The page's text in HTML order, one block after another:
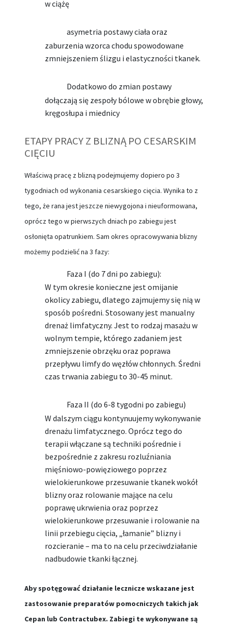
w ciążę
asymetria postawy ciała oraz
zaburzenia wzorca chodu spowodowane
zmniejszeniem ślizgu i elastyczności tkanek.
Dodatkowo do zmian postawy
dołączają się zespoły bólowe w obrębie głowy,
kręgosłupa i miednicy
ETAPY PRACY Z BLIZNĄ PO CESARSKIM
CIĘCIU
Właściwą pracę z blizną podejmujemy dopiero po 3
tygodniach od wykonania cesarskiego cięcia. Wynika to z
tego, że rana jest jeszcze niewygojona i nieuformowana,
oprócz tego w pierwszych dniach po zabiegu jest
osłonięta opatrunkiem. Sam okres opracowywania blizny
możemy podzielić na 3 fazy:
Faza I (do 7 dni po zabiegu):
W tym okresie konieczne jest omijanie
okolicy zabiegu, dlatego zajmujemy się nią w
sposób pośredni. Stosowany jest manualny
drenaż limfatyczny. Jest to rodzaj masażu w
wolnym tempie, którego zadaniem jest
zmniejszenie obrzęku oraz poprawa
przepływu limfy do węzłów chłonnych. Średni
czas trwania zabiegu to 30-45 minut.
Faza II (do 6-8 tygodni po zabiegu)
W dalszym ciągu kontynuujemy wykonywanie
drenażu limfatycznego. Oprócz tego do
terapii włączane są techniki pośrednie i
bezpośrednie z zakresu rozluźniania
mięśniowo-powięziowego poprzez
wielokierunkowe przesuwanie tkanek wokół
blizny oraz rolowanie mające na celu
poprawę ukrwienia oraz poprzez
wielokierunkowe przesuwanie i rolowanie na
linii przebiegu cięcia, „łamanie” blizny i
rozcieranie – ma to na celu przeciwdziałanie
nadbudowie tkanki łącznej.
Aby spotęgować działanie lecznicze wskazane jest
zastosowanie preparatów pomocniczych takich jak
Cepan lub Contractubex. Zabiegi te wykonywane są